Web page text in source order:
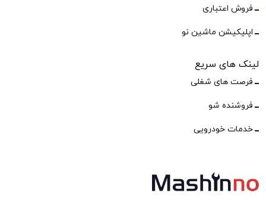
فروش اعتباری
اپلیکیشن ماشین نو
لینک های سریع
فرصت های شغلی
فروشنده شو
خدمات خودرویی